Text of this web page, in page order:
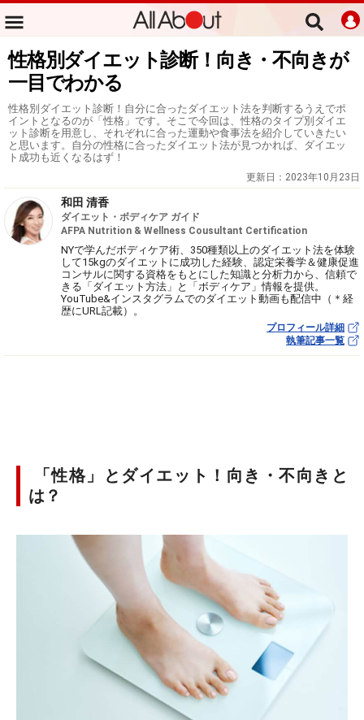
性格別ダイエット診断！向き・不向きが
一目でわかる
性格別ダイエット診断！自分に合ったダイエット法を判断するうえでポ
イントとなるのが「性格」です。そこで今回は、性格のタイプ別ダイエ
ット診断を用意し、それぞれに合った運動や食事法を紹介していきたい
と思います。自分の性格に合ったダイエット法が見つかれば、ダイエッ
ト成功も近くなるはず！
更新日： 2023年10月23日
和田 清香
ダイエット・ボディケア ガイド
AFPA Nutrition & Wellness Cousultant Certification
NYで学んだボディケア術、350種類以上のダイエット法を体験
して15kgのダイエットに成功した経験、認定栄養学＆健康促進
コンサルに関する資格をもとにした知識と分析力から、信頼で
きる「ダイエット方法」と「ボディケア」情報を提供。
YouTube&インスタグラムでのダイエット動画も配信中（＊経
歴にURL記載）。
プロフィール詳細
執筆記事一覧
「性格」とダイエット！向き・不向きと
は？